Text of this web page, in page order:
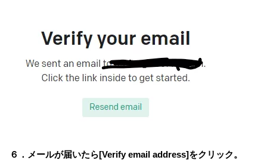
６．メールが届いたら[Verify email address]をクリック。